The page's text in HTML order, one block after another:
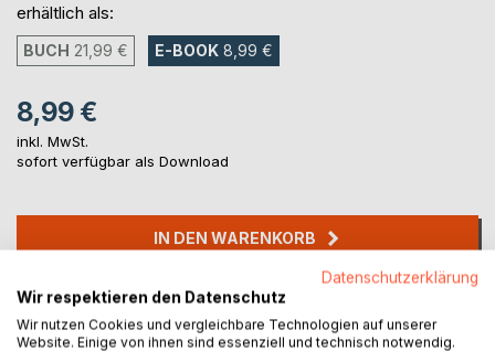
erhältlich als:
BUCH 21,99 € E-BOOK 8,99 €
8,99 €
inkl. MwSt.
sofort verfügbar als Download
IN DEN WARENKORB
Auf die Merkliste
Titel bewerten
Datenschutzerklärung
Wir respektieren den Datenschutz
Wir nutzen Cookies und vergleichbare Technologien auf unserer
Website. Einige von ihnen sind essenziell und technisch notwendig.